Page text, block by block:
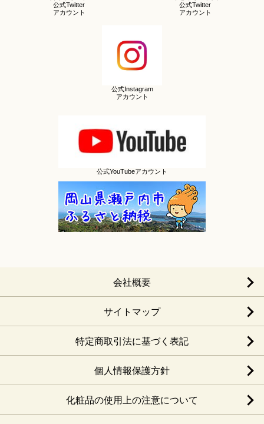
公式Twitter
アカウント
公式Twitter
アカウント
公式Instagram
アカウント
公式YouTubeアカウント
会社概要
サイトマップ
特定商取引法に基づく表記
個人情報保護方針
化粧品の使用上の注意について